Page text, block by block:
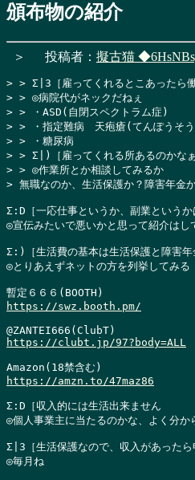
頒布物の紹介
＞ 投稿者： 擬古猫
> > Σ|3［雇ってくれるとこあったら
> > ◎病院代がネックだねぇ
> > ・ASD(自閉スペクトラム症)
> > ・指定難病　天疱瘡(てんぽうそ
> > ・糖尿病
> > Σ|)［雇ってくれる所あるのかなぁ
> > ◎作業所とか相談してみるか
> 無職なのか、生活保護か？障害年金
Σ:D［一応仕事というか、副業というか
◎宣伝みたいで悪いかと思って紹介はし
Σ:)［生活費の基本は生活保護と障害年
◎とりあえずネットの方を列挙してみる
https://swz.booth.pm/
https://clubt.jp/97?body=ALL
https://amzn.to/47maz86
Σ:D［収入的には生活出来ません
◎個人事業主に当たるのかな、よく分か
Σ|3［生活保護なので、収入があったら
◎毎月ね